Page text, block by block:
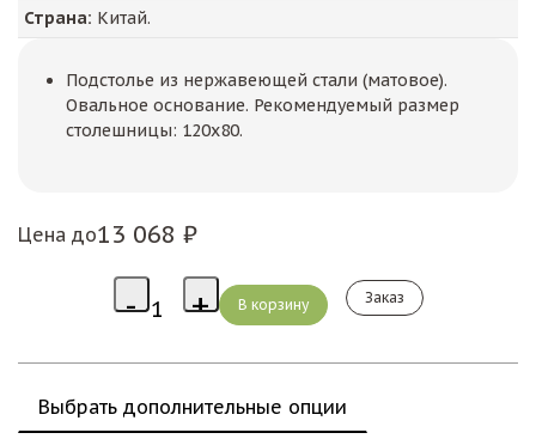
Страна: Китай.
Подстолье из нержавеющей стали (матовое).
Овальное основание. Рекомендуемый размер
столешницы: 120х80.
Цена до13 068 ₽
Заказ
Выбрать дополнительные опции